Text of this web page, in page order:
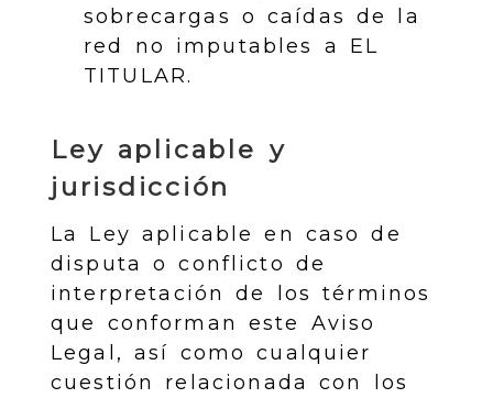
sobrecargas o caídas de la
red no imputables a EL
TITULAR.
Ley aplicable y
jurisdicción
La Ley aplicable en caso de
disputa o conflicto de
interpretación de los términos
que conforman este Aviso
Legal, así como cualquier
cuestión relacionada con los